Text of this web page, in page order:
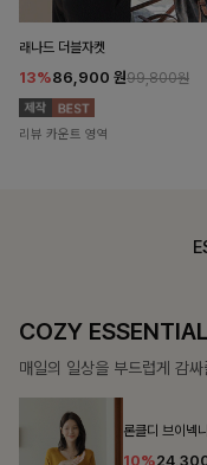
래나드 더블자켓
13%86,900 원99,800원
리뷰 카운트 영역
COZY ESSENTIAL
매일의 일상을 부드럽게 감
론클디 브이넥
10%